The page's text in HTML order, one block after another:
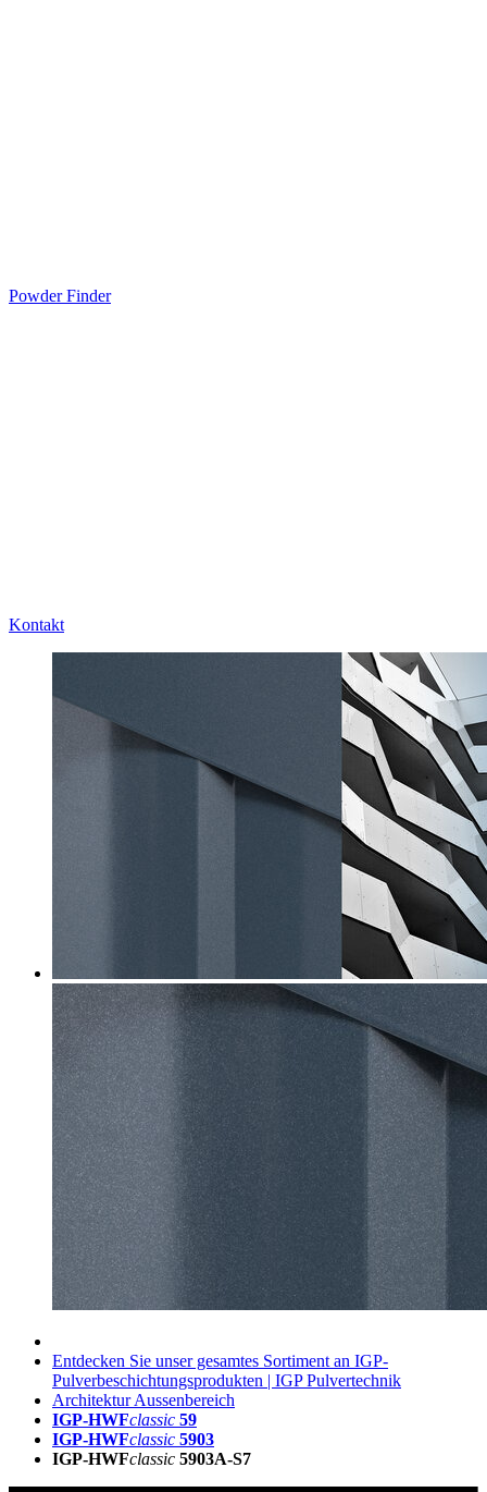
Powder Finder
Kontakt
Entdecken Sie unser gesamtes Sortiment an IGP-
Pulverbeschichtungsprodukten | IGP Pulvertechnik
Architektur Aussenbereich
IGP-HWFclassic 59
IGP-HWFclassic 5903
IGP-HWFclassic 5903A-S7